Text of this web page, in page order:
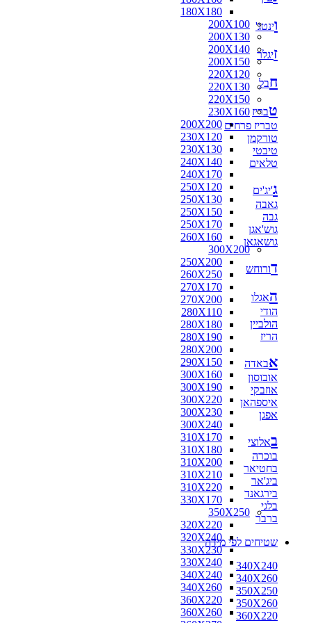
180X180
200X100
200X130
200X140
200X150
220X120
220X130
220X150
230X160
200X200
230X120
230X130
240X140
240X170
250X120
250X130
250X150
250X170
260X160
300X200
250X200
260X250
270X170
270X200
280X110
280X180
280X190
280X200
290X150
300X160
300X190
300X220
300X230
300X240
310X170
310X180
310X200
310X210
310X220
330X170
350X250
320X220
320X240
330X230
330X240
340X240
340X260
360X220
360X260
וינטג'
זיגלר
חבל
טבריז
טבריז פרחים
טורקמן
טיבטי
טלאים
ג'יג'ים
גאבה
גבה
גוש'אגן
גושאגאן
דורוחש
האגלו
הודי
הולביין
הריז
אבאדה
אובוסון
אוזבקי
איספהאן
אפגן
באלוצי
בוכרה
בחטיאר
ביג'אר
בירגאנד
בלגי
ברבר
שטיחים לפי מידה
340X240
340X260
350X250
350X260
360X220